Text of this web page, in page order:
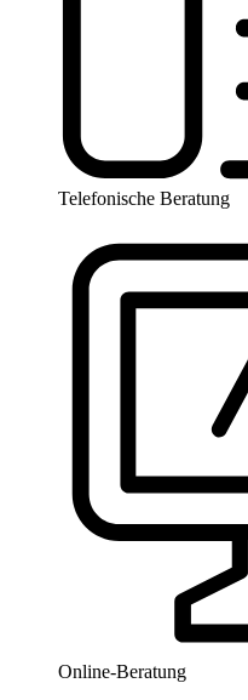
Telefonische Beratung
Online-Beratung